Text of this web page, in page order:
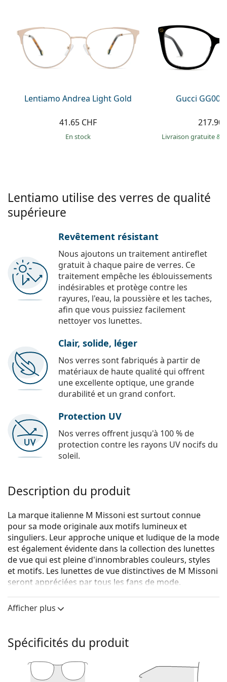
Prada
Toutes les marques
Lentiamo Andrea Light Gold
41.65 CHF
en stock
Gucci
217.90
Livraison gratuite&
Lentiamo utilise des verres de qualité
supérieure
Revêtement résistant
Nous ajoutons un traitement antireflet
gratuit à chaque paire de verres. Ce
traitement empêche les éblouissements
indésirables et protège contre les
rayures, l'eau, la poussière et les taches,
afin que vous puissiez facilement
nettoyer vos lunettes.
Clair, solide, léger
Nos verres sont fabriqués à partir de
matériaux de haute qualité qui offrent
une excellente optique, une grande
durabilité et un grand confort.
Protection UV
Nos verres offrent jusqu'à 100 % de
protection contre les rayons UV nocifs du
soleil.
Description du produit
La marque italienne M Missoni est surtout connue
pour sa mode originale aux motifs lumineux et
singuliers. Leur approche unique et ludique de la mode
est également évidente dans la collection des lunettes
de vue qui est pleine d'innombrables couleurs, styles
et motifs. Les lunettes de vue distinctives de M Missoni
seront appréciées par tous les fans de mode.
M Missoni MMI 0021 PEF 17 55sont des lunettes pour
femmes.
La couleur dorée de la monture s'accorde
châtain foncé.
Les montures carrées sont un choix idéal pour les
Afficher plus
Spécificités du produit